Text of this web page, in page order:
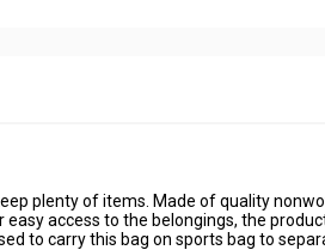
plenty of items. Made of quality
access to the belongings, the
to carry this bag on sports bag to